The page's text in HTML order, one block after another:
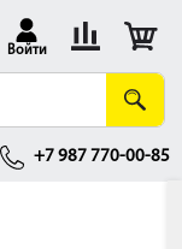
Войти
+7 987 770-00-85